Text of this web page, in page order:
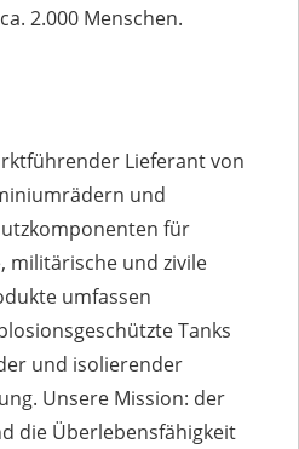
2.000 Menschen.
Lieferant von
und
für
militärische und zivile
umfassen
Tanks
und isolierender
Unsere Mission: der
die Überlebensfähigkeit